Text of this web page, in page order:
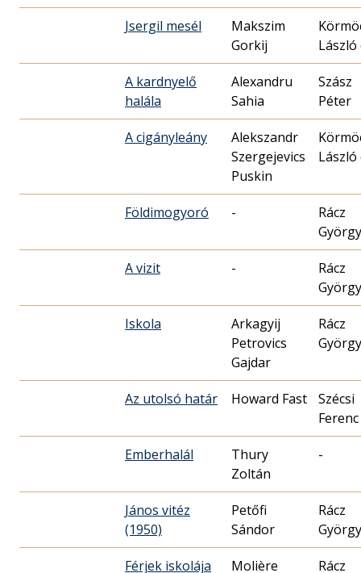
Jsergil mesél
Makszim
Gorkij
László
A kardnyelő
halála
Alexandru
Sahia
Szász
Péter
A cigányleány
Alekszandr
Szergejevics
Puskin
László
Földimogyoró -
Rácz
György
A vizit -
Rácz
György
Iskola
Arkagyij
Petrovics
Rácz
György
Az utolsó határ Howard Fast
Szécsi
Ferenc
Emberhalál
Thury
Zoltán
-
János vitéz
(1950)
Petőfi
Sándor
Rácz
György
Férjek iskolája Molière
Rácz